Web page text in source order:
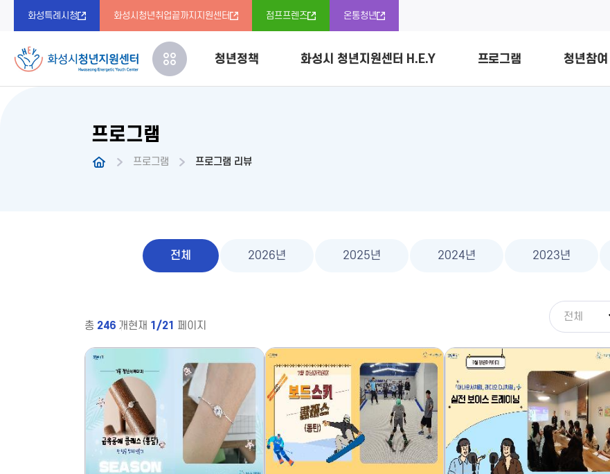
화성특례시청 화성시청년취업끝까지지원센터 점프프렌즈 온통청년
청년정책 화성시 청년지원센터 H.E.Y 프로그램 청년참여
프로그램
프로그램 프로그램 리뷰
전체 2026년 2025년 2024년 2023년
총 246 개현재 1/21 페이지